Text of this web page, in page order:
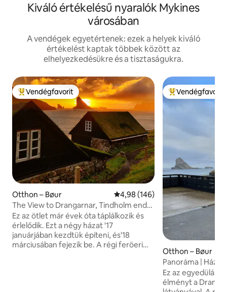
Kiváló értékelésű nyaralók Mykines
városában
A vendégek egyetértenek: ezek a helyek kiváló
értékelést kaptak többek között az
elhelyezkedésükre és a tisztaságukra.
Kiemelt vendégfavorit
Vendégfavorit
Otthon – Bøur Átlagos értékelés: 5/4,98, 146
4,98 (146)
The View to Drangarnar, Tindholm end
Mykines
Ez az ötlet már évek óta táplálkozik és
érlelődik. Ezt a négy házat '17
januárjában kezdtük építeni, és'18
márciusában fejezik be. A régi feröeri
Kiemelt
Vendégfavorit
Otthon – Bøur
Panoráma | Ház -
Tindhólm kilátás
Ez az egyedülálló
élményt a